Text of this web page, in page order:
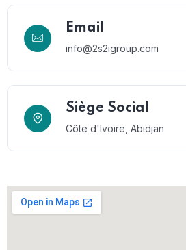
Email
info@2s2igroup.com
Siège Social
Côte d'Ivoire, Abidjan